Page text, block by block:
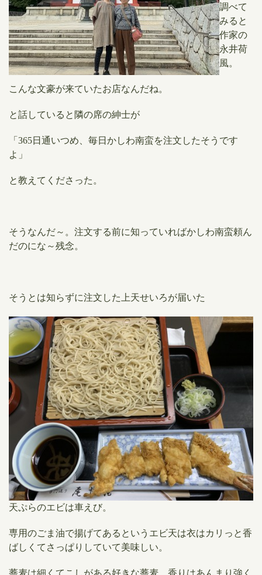
調べて
みると
作家の
永井荷
風。
こんな文豪が来ていたお店なんだね。
と話していると隣の席の紳士が
「365日通いつめ、毎日かしわ南蛮を注文したそうです
よ」
と教えてくださった。
そうなんだ～。注文する前に知っていればかしわ南蛮頼ん
だのにな～残念。
そうとは知らずに注文した上天せいろが届いた
天ぷらのエビは車えび。
専用のごま油で揚げてあるというエビ天は衣はカリっと香
ばしくてさっぱりしていて美味しい。
蕎麦は細くてこしがある好きな蕎麦。 香りはあんまり 強く